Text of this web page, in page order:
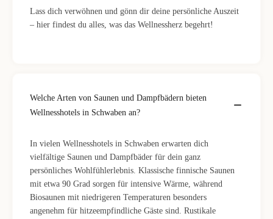
Lass dich verwöhnen und gönn dir deine persönliche Auszeit
– hier findest du alles, was das Wellnessherz begehrt!
Welche Arten von Saunen und Dampfbädern bieten
Wellnesshotels in Schwaben an?
In vielen Wellnesshotels in Schwaben erwarten dich
vielfältige Saunen und Dampfbäder für dein ganz
persönliches Wohlfühlerlebnis. Klassische finnische Saunen
mit etwa 90 Grad sorgen für intensive Wärme, während
Biosaunen mit niedrigeren Temperaturen besonders
angenehm für hitzeempfindliche Gäste sind. Rustikale